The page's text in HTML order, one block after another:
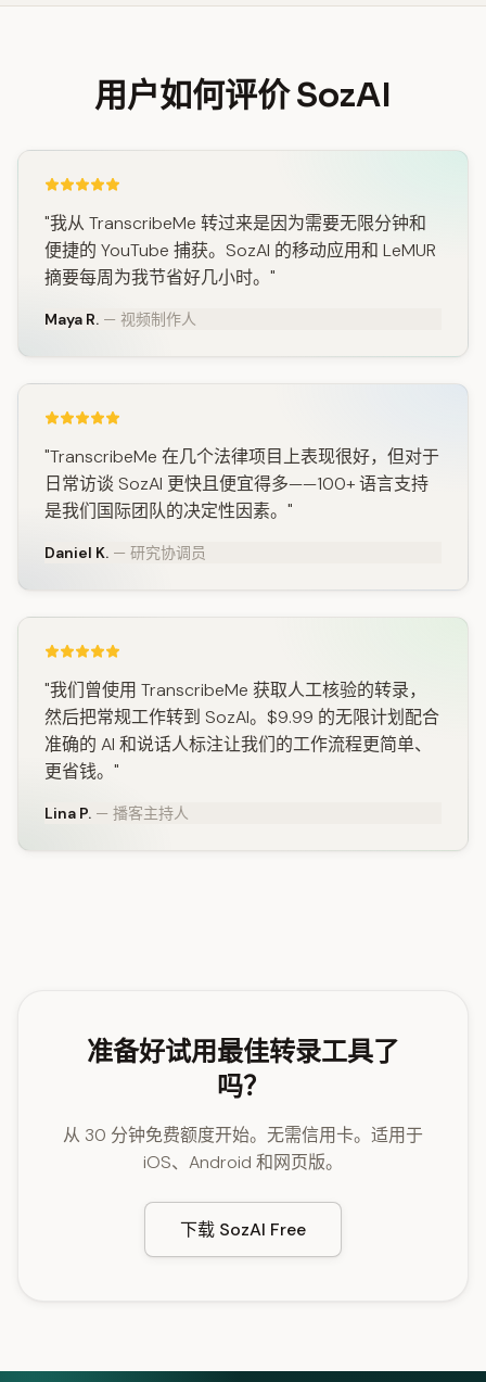
用户如何评价 SozAI
"我从 TranscribeMe 转过来是因为需要无限分钟和
便捷的 YouTube 捕获。SozAI 的移动应用和 LeMUR
摘要每周为我节省好几小时。"
Maya R. — 视频制作人
"TranscribeMe 在几个法律项目上表现很好，但对于
日常访谈 SozAI 更快且便宜得多——100+ 语言支持
是我们国际团队的决定性因素。"
Daniel K. — 研究协调员
"我们曾使用 TranscribeMe 获取人工核验的转录，
然后把常规工作转到 SozAI。$9.99 的无限计划配合
准确的 AI 和说话人标注让我们的工作流程更简单、
更省钱。"
Lina P. — 播客主持人
准备好试用最佳转录工具了
吗？
从 30 分钟免费额度开始。无需信用卡。适用于
iOS、Android 和网页版。
下载 SozAI Free